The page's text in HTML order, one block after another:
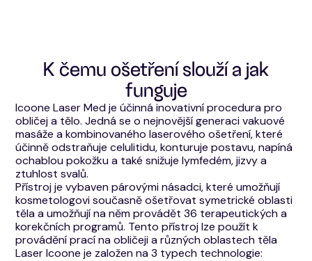
K čemu ošetření slouží a jak
funguje
Icoone Laser Med je účinná inovativní procedura pro
obličej a tělo. Jedná se o nejnovější generaci vakuové
masáže a kombinovaného laserového ošetření, které
účinně odstraňuje celulitidu, konturuje postavu, napíná
ochablou pokožku a také snižuje lymfedém, jizvy a
ztuhlost svalů.
Přístroj je vybaven párovými násadci, které umožňují
kosmetologovi současně ošetřovat symetrické oblasti
těla a umožňují na něm provádět 36 terapeutických a
korekčních programů. Tento přístroj lze použít k
provádění prací na obličeji a různých oblastech těla
Laser Icoone je založen na 3 typech technologie: